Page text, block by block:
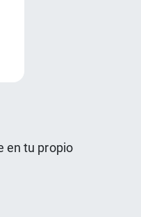
en tu propio